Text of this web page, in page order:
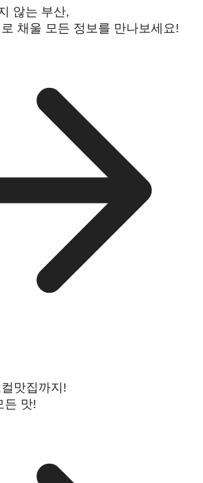
않는 부산,
채울 모든 정보를 만나보세요!
맛집까지!
든 맛!